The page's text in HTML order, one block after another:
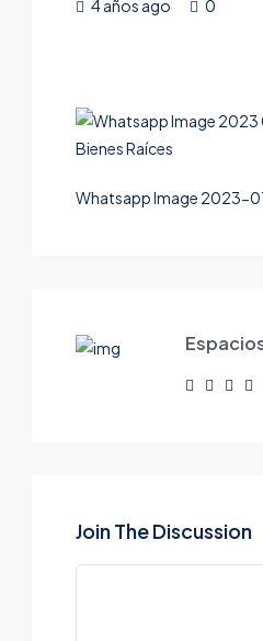
4 años ago 0
Whatsapp Image 2023-
Join The Discussion